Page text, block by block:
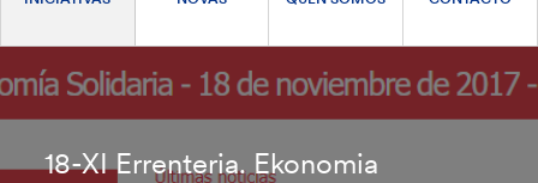
18-XI Errenteria. Ekonomia